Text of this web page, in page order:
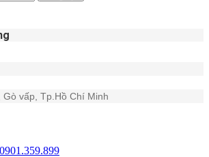
Gò vấp, Tp.Hồ Chí Minh